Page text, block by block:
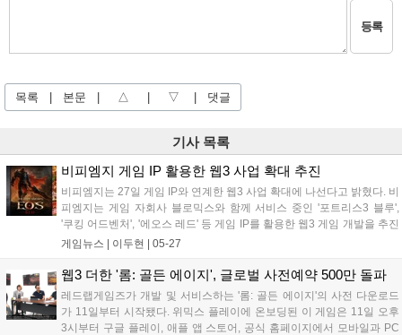
등록
목록 본문 △ ▽ 댓글
기사 목록
비피엠지 게임 IP 활용한 웹3 사업 확대 추진
비피엠지는 27일 게임 IP와 연계한 웹3 사업 확대에 나선다고 밝혔다. 비
피엠지는 게임 자회사 블로믹스와 함께 서비스 중인 '포트리스3 블루',
'쿠킹 어드벤처', '에오스 레드' 등 게임 IP를 활용한 웹3 게임 개발을 추진
한다. 개발된 게임은 글로벌 웹3 플랫폼 '팝플러스'와 연계해 관련 사업을
게임뉴스 | 이두현 | 05-27
웹3 더한 '롬: 골든 에이지', 글로벌 사전예약 500만 돌파
레드랩게임즈가 개발 및 서비스하는 '롬: 골든 에이지'의 사전 다운로드
가 11일부터 시작됐다. 위믹스 플레이에 온보딩된 이 게임은 11일 오후
3시부터 구글 플레이, 애플 앱 스토어, 공식 홈페이지에서 모바일과 PC